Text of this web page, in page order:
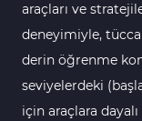
araçları ve
deneyimiyle,
derin öğrenme
seviyelerdeki
için araçlara